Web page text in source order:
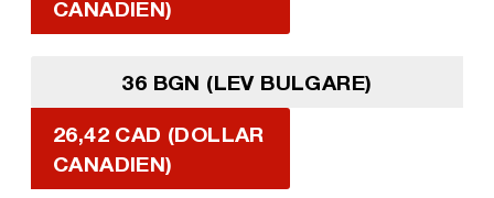
CANADIEN)
36 BGN (LEV BULGARE)
26,42 CAD (DOLLAR
CANADIEN)